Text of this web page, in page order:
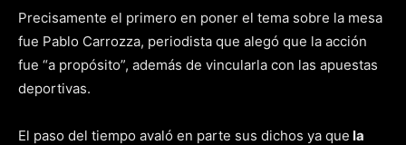
Precisamente el primero en poner el tema sobre la mesa
fue Pablo Carrozza, periodista que alegó que la acción
fue “a propósito”, además de vincularla con las apuestas
deportivas.
El paso del tiempo avaló en parte sus dichos ya que la